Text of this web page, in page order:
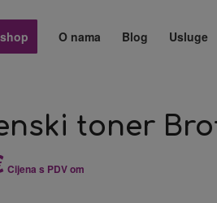
O nama Blog Usluge
toner
Cijena s PDV om